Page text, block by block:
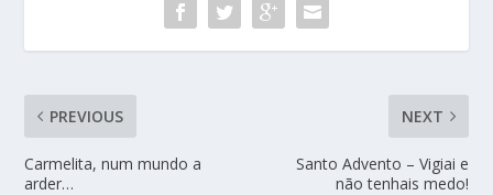
PREVIOUS
Carmelita, num mundo a
arder…
NEXT
Santo Advento – Vigiai e
não tenhais medo!